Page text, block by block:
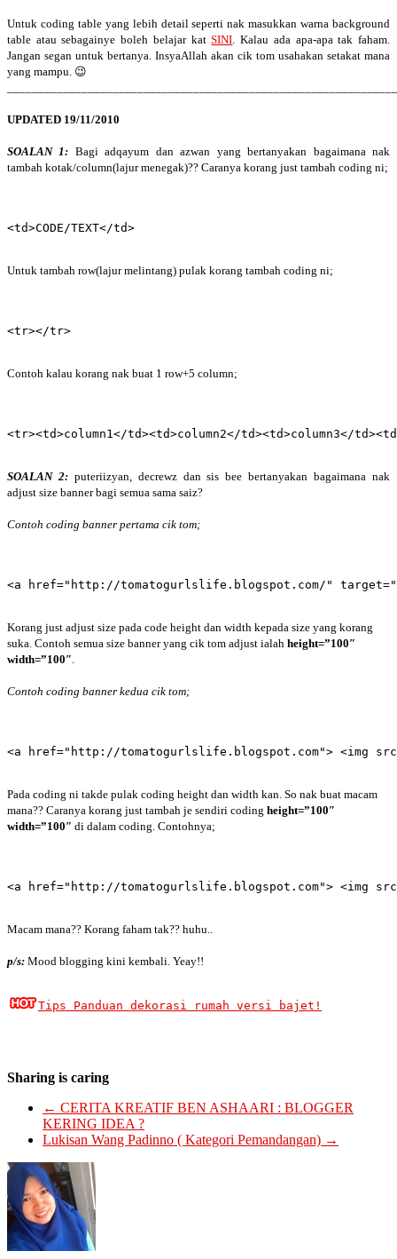
Untuk coding table yang lebih detail seperti nak masukkan warna background
table atau sebagainye boleh belajar katSINI. Kalau ada apa-apa tak faham.
Jangan segan untuk bertanya. InsyaAllah akan cik tom usahakan setakat mana
yang mampu. 😉
UPDATED 19/11/2010
SOALAN 1: Bagi adqayum dan azwan yang bertanyakan bagaimana nak
tambah kotak/column(lajur menegak)?? Caranya korang just tambah coding ni;
<td>CODE/TEXT</td>
Untuk tambah row(lajur melintang) pulak korang tambah coding ni;
<tr></tr>
Contoh kalau korang nak buat 1 row+5 column;
<tr><td>column1</td><td>column2</td><td>column3</
SOALAN 2:puteriizyan, decrewz dan sis bee bertanyakan bagaimana nak
adjust size banner bagi semua sama saiz?
Contoh coding banner pertama cik tom;
<a href="http://tomatogurlslife.blogspot.com/"
Korang just adjust size pada code height dan width kepada size yang korang
suka. Contoh semua size banner yang cik tom adjust ialah height=”100″
width=”100″.
Contoh coding banner kedua cik tom;
<a href="http://tomatogurlslife.blogspot.com"> <img
Pada coding ni takde pulak coding height dan width kan. So nak buat macam
mana?? Caranya korang just tambah je sendiri coding height=”100″
width=”100″ di dalam coding. Contohnya;
<a href="http://tomatogurlslife.blogspot.com"> <img
Macam mana?? Korang faham tak?? huhu..
p/s: Mood blogging kini kembali. Yeay!!
Tips Panduan dekorasi rumah versi bajet!
Sharing is caring
← CERITA KREATIF BEN ASHAARI : BLOGGER
KERING IDEA ?
Lukisan Wang Padinno ( Kategori Pemandangan) →